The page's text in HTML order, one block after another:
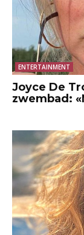
ENTERTAINMENT
Joyce De
zwembad: